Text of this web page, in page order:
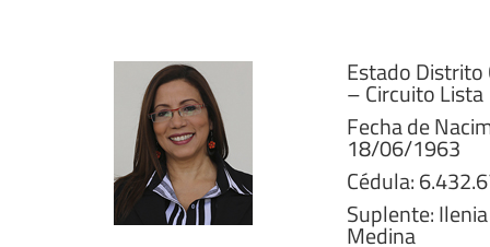
Estado Distrito
– Circuito Lista
Fecha de
18/06/1963
Cédula:
Suplente: Ilenia
Medina